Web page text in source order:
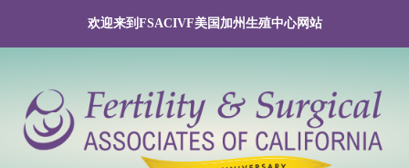
欢迎来到FSACIVF美国加州生殖中心网站